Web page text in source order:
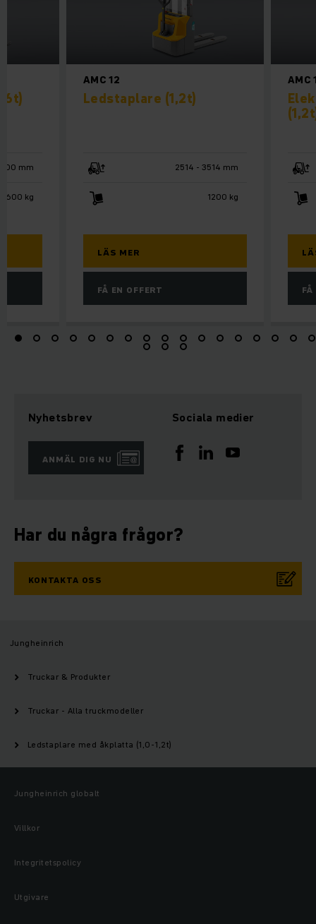
AMC 12
Ledstaplare (1,2t)
2514 - 3514 mm
1200 kg
LÄS MER
FÅ EN OFFERT
AMC
mm
kg
Nyhetsbrev
ANMÄL DIG NU
Sociala medier
Har du några frågor?
KONTAKTA OSS
Jungheinrich
Truckar & Produkter
Truckar - Alla truckmodeller
Ledstaplare med åkplatta (1,0-1,2t)
Jungheinrich globalt
Villkor
Integritetspolicy
Utgivare